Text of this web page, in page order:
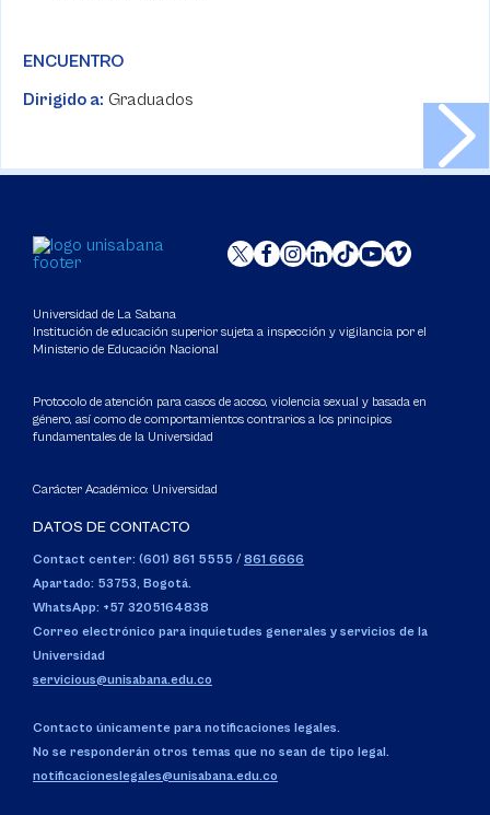
ENCUENTRO
Dirigido a: Graduados
Universidad de La Sabana
Institución de educación superior sujeta a inspección y vigilancia por el
Ministerio de Educación Nacional
Protocolo de atención para casos de acoso, violencia sexual y basada en
género, así como de comportamientos contrarios a los principios
fundamentales de la Universidad
Carácter Académico: Universidad
DATOS DE CONTACTO
Contact center: (601) 861 5555 / 861 6666
Apartado: 53753, Bogotá.
WhatsApp: +57 3205164838
Correo electrónico para inquietudes generales y servicios de la
Universidad
servicious@unisabana.edu.co
Contacto únicamente para notificaciones legales.
No se responderán otros temas que no sean de tipo legal.
notificacioneslegales@unisabana.edu.co